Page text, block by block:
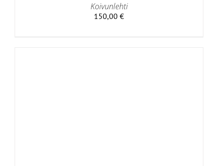
Koivunlehti
150,00 €